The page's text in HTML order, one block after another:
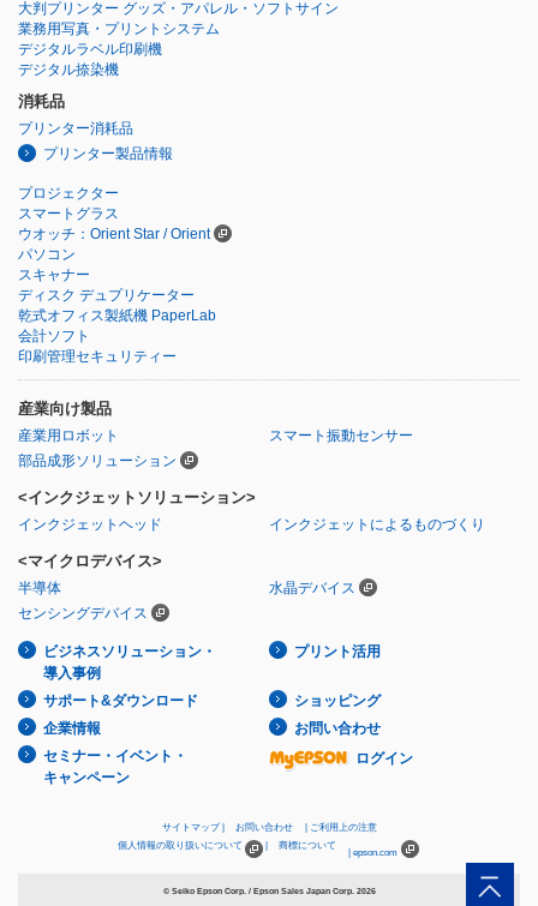
大判プリンター グッズ・アパレル・ソフトサイン
業務用写真・プリントシステム
デジタルラベル印刷機
デジタル捺染機
消耗品
プリンター消耗品
プリンター製品情報
プロジェクター
スマートグラス
ウオッチ：Orient Star / Orient
パソコン
スキャナー
ディスク デュプリケーター
乾式オフィス製紙機 PaperLab
会計ソフト
印刷管理セキュリティー
産業向け製品
産業用ロボット
スマート振動センサー
部品成形ソリューション
<インクジェットソリューション>
インクジェットヘッド インクジェットによるものづくり
<マイクロデバイス>
半導体
水晶デバイス
センシングデバイス
ビジネスソリューション・
導入事例
プリント活用
サポート&ダウンロード
ショッピング
企業情報
お問い合わせ
セミナー・イベント・
キャンペーン
ログイン
サイトマップ お問い合わせ
ご利用上の注意
個人情報の取り扱いについて
商標について
epson.com
© Seiko Epson Corp. / Epson Sales Japan Corp. 2026